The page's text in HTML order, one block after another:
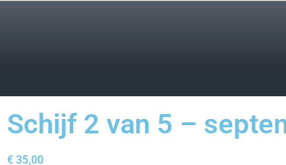
Schijf 2 van 5 –
€ 35,00